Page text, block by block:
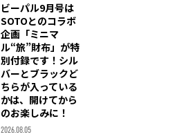
ビーパル9月号は
SOTOとのコラボ
企画「ミニマ
ル“旅”財布」が特
別付録です！シル
バーとブラックど
ちらが入っている
かは、開けてから
のお楽しみに！
2026.08.05